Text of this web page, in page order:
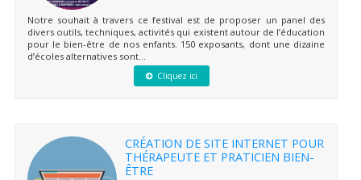
Notre souhait à travers ce festival est de proposer un panel des
divers outils, techniques, activités qui existent autour de l’éducation
pour le bien-être de nos enfants. 150 exposants, dont une dizaine
d’écoles alternatives sont...
Cliquez ici
CRÉATION DE SITE INTERNET POUR
THÉRAPEUTE ET PRATICIEN BIEN-
ÊTRE